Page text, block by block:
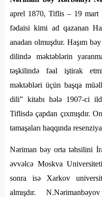
aprel 1870, Tiflis – 19 mart
fədaisi kimi ad qazanan
anadan olmuşdur. Haşım
dilində məktəblərin
təşkilində fəal iştirak
məktəbləri üçün başqa
dili” kitabı hələ 1907-ci
Tiflisdə çapdan çıxmışdır.
tamaşaları haqqında
Nəriman bəy orta təhsilini
əvvəlcə Moskva
sonra isə Xarkov
almışdır.